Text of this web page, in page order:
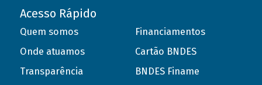
Acesso Rápido
Quem somos
Onde atuamos
Transparência
Financiamentos
Cartão BNDES
BNDES Finame